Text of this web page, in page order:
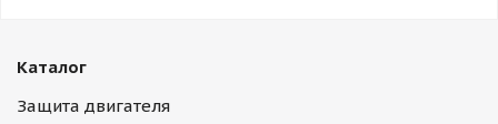
Каталог
Защита двигателя